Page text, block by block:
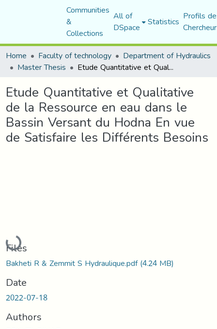
Communities
&
Collections
All of
DSpace Statistics Profils
Home
Faculty of technology Department of Hydraulics
Master Thesis Etude Quantitative et Qualitative de la Ressource en eau dans le Bassin Versant du Hodna En vue de Satisfaire les Différents Besoins
Etude Quantitative et Qualitative
de la Ressource en eau dans le
Bassin Versant du Hodna En vue
de Satisfaire les Différents Besoins
Loading...
Files
Bakheti R & Zemmit S Hydraulique.pdf(4.24 MB)
Date
2022-07-18
Authors